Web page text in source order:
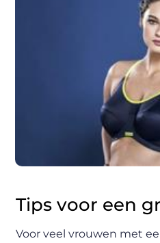
Tips voor een
Voor veel vrouwen met